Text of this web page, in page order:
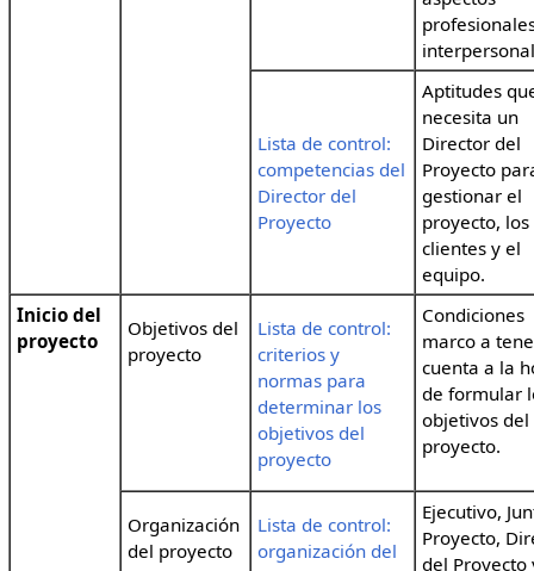
Lista de control:
competencias del
Director del
Proyecto
Aptitudes
necesita un
Director del
Proyecto
gestionar el
proyecto, los
clientes y el
equipo.
Inicio del
proyecto
Objetivos del
proyecto
Lista de control:
criterios y
normas para
determinar los
objetivos del
proyecto
Condiciones
marco a
cuenta a la
de formular
objetivos del
proyecto.
Organización
del proyecto
Lista de control:
organización del
Ejecutivo,
Proyecto,
del Proyecto